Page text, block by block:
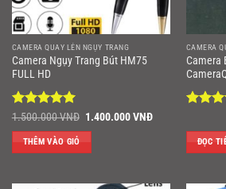
CAMERA QUAY LÉN NGỤY TRANG
Camera Ngụy Trang Bút HM75
FULL HD
Được xếp
hạng55
sao
1.500.000VNĐ Giá
1.400.000VNĐGiá
1.400.000 VNĐ.
THÊM VÀO GIỎ
CAMERA
Camera
hạng
5 sao
ĐỌC